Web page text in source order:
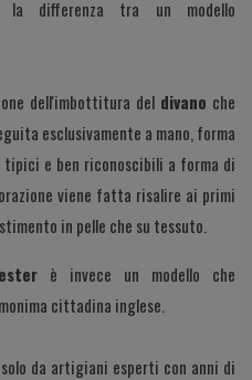
la differenza tra un modello
dell'imbottitura del divano che
esclusivamente a mano, forma
e ben riconoscibili a forma di
viene fatta risalire ai primi
in pelle che su tessuto.
è invece un modello che
cittadina inglese.
da artigiani esperti con anni di